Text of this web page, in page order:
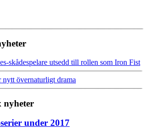
skådespelare utsedd till rollen som Iron Fist
övernaturligt drama
nyheter
under 2017